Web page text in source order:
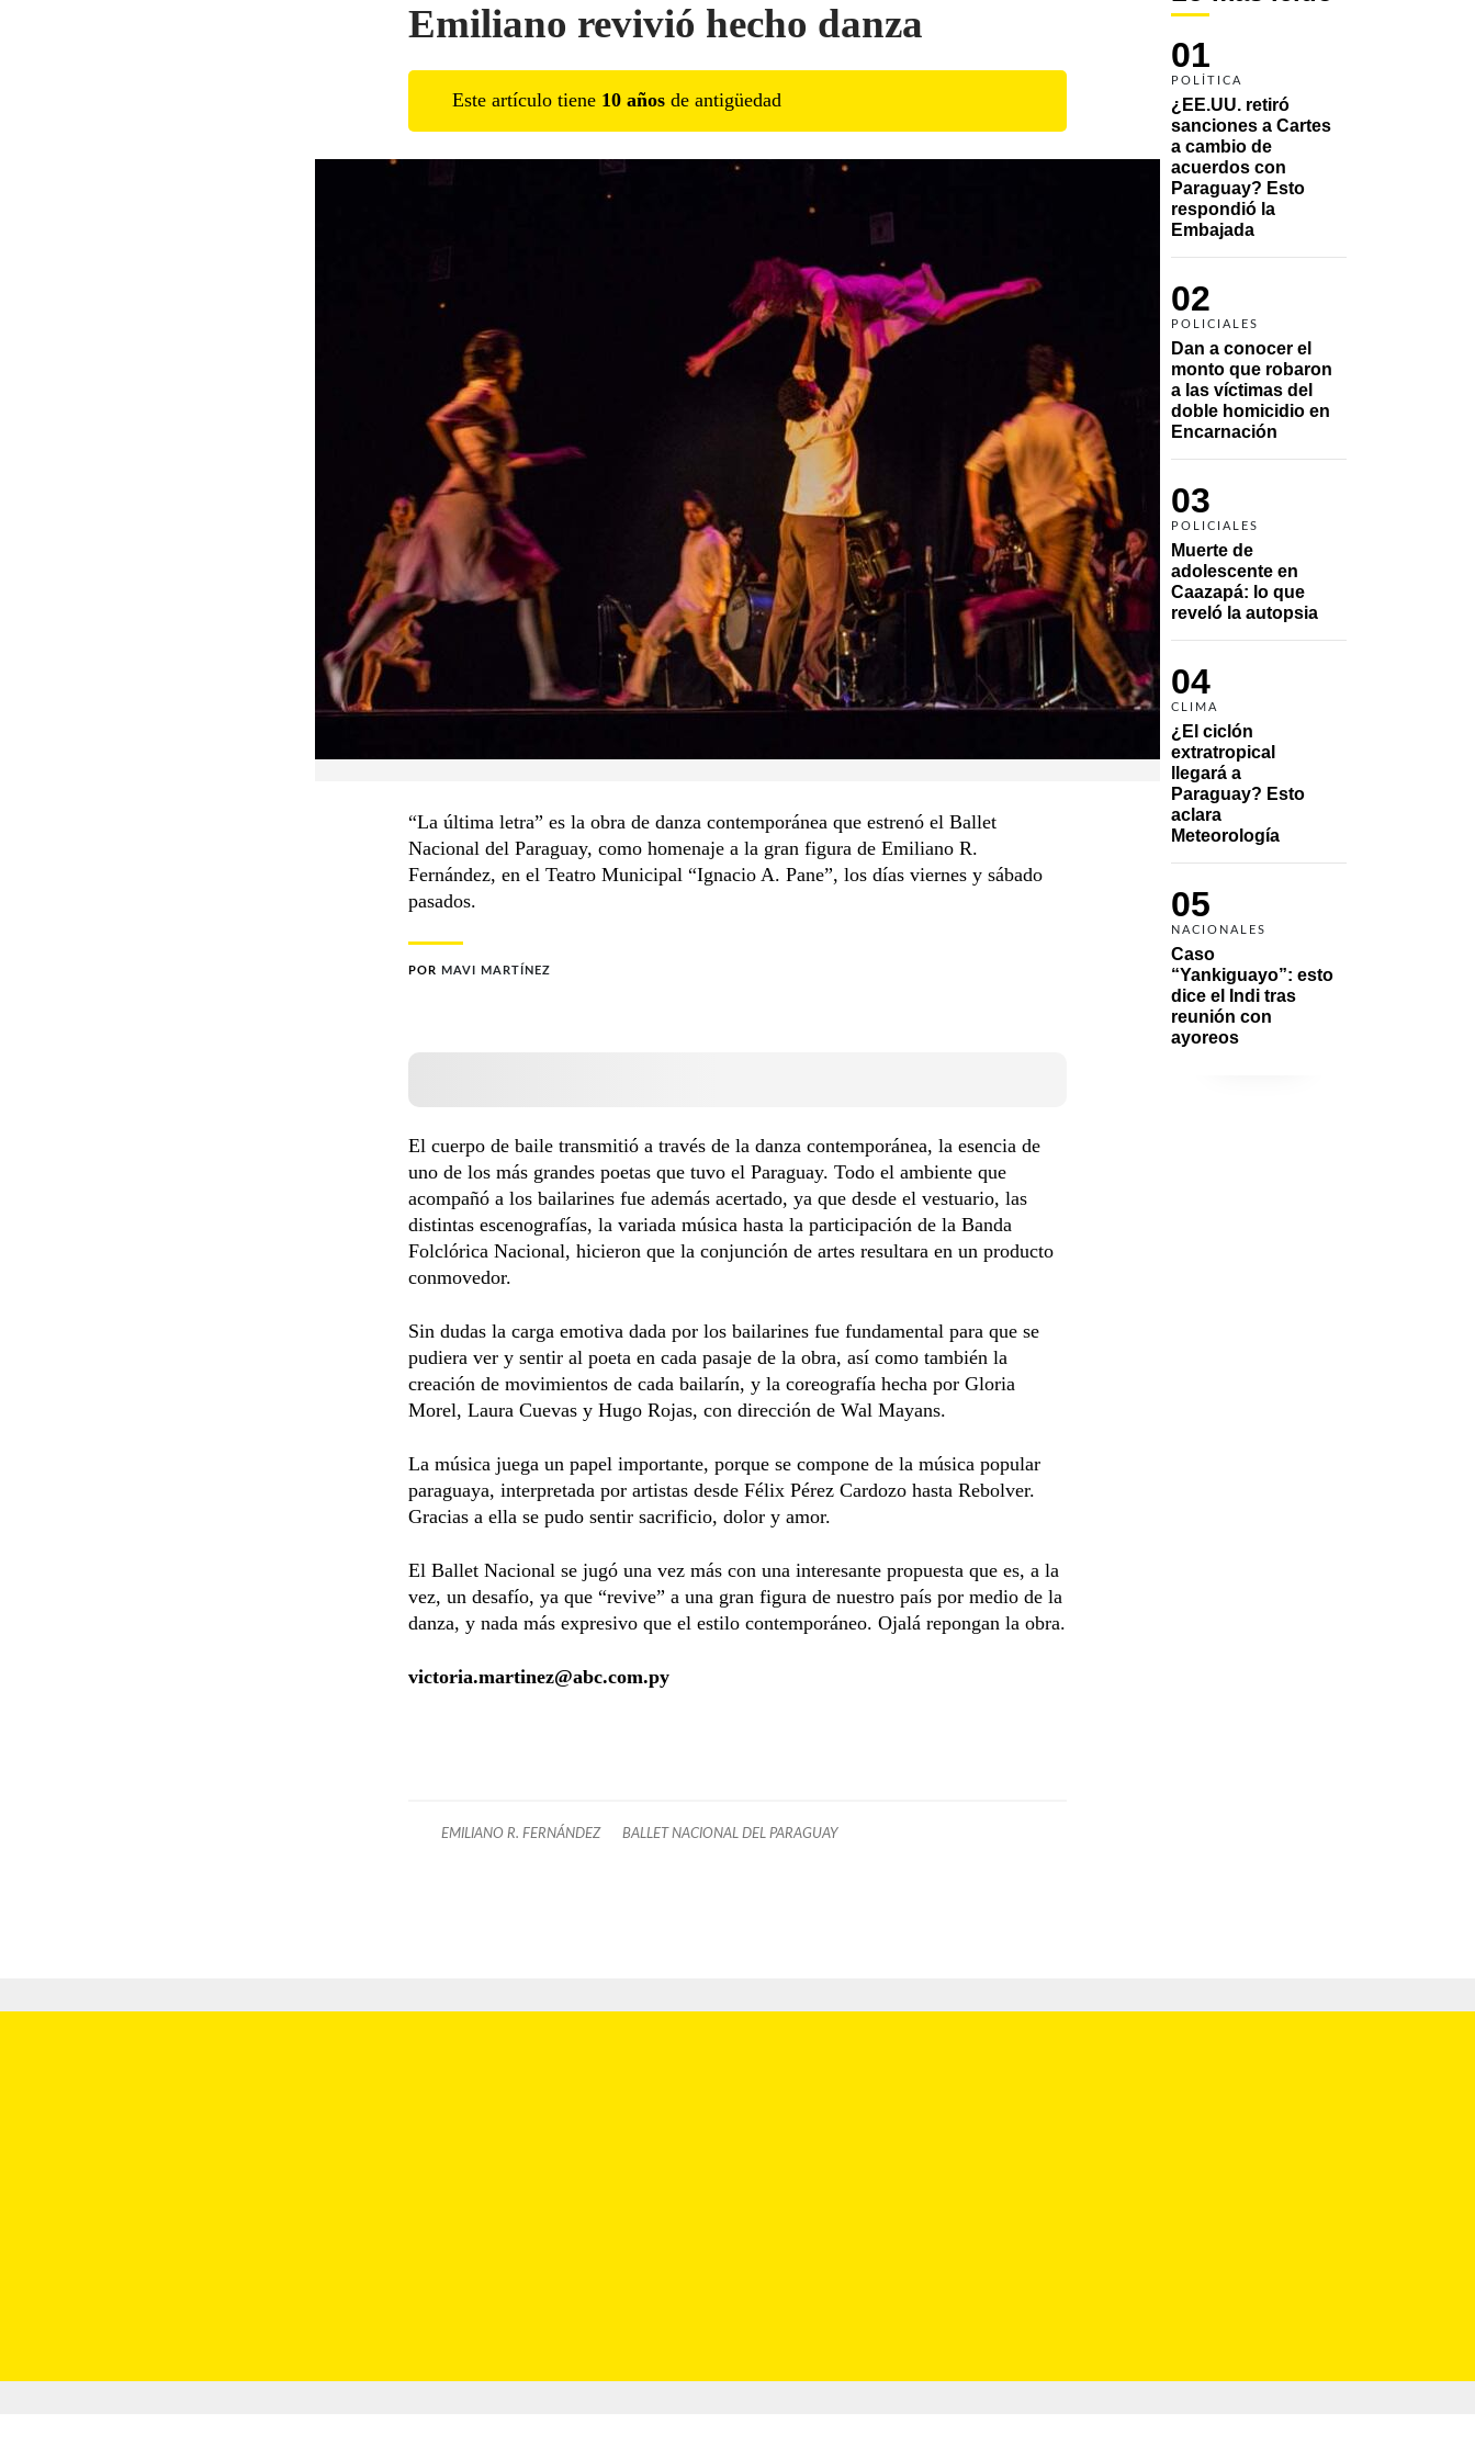
01
POLÍTICA
¿EE.UU. retiró
sanciones a Cartes
a cambio de
acuerdos con
Paraguay? Esto
respondió la
Embajada
02
POLICIALES
Dan a conocer el
monto que robaron
a las víctimas del
doble homicidio en
Encarnación
03
POLICIALES
Muerte de
adolescente en
Caazapá: lo que
reveló la autopsia
04
CLIMA
¿El ciclón
extratropical
llegará a
Paraguay? Esto
aclara
Meteorología
05
NACIONALES
Caso
“Yankiguayo”: esto
dice el Indi tras
reunión con
ayoreos
Emiliano revivió hecho danza
Este artículo tiene 10 años de antigüedad
“La última letra” es la obra de danza contemporánea que estrenó el Ballet
Nacional del Paraguay, como homenaje a la gran figura de Emiliano R.
Fernández, en el Teatro Municipal “Ignacio A. Pane”, los días viernes y sábado
pasados.
POR MAVI MARTÍNEZ
El cuerpo de baile transmitió a través de la danza contemporánea, la esencia de
uno de los más grandes poetas que tuvo el Paraguay. Todo el ambiente que
acompañó a los bailarines fue además acertado, ya que desde el vestuario, las
distintas escenografías, la variada música hasta la participación de la Banda
Folclórica Nacional, hicieron que la conjunción de artes resultara en un producto
conmovedor.
Sin dudas la carga emotiva dada por los bailarines fue fundamental para que se
pudiera ver y sentir al poeta en cada pasaje de la obra, así como también la
creación de movimientos de cada bailarín, y la coreografía hecha por Gloria
Morel, Laura Cuevas y Hugo Rojas, con dirección de Wal Mayans.
La música juega un papel importante, porque se compone de la música popular
paraguaya, interpretada por artistas desde Félix Pérez Cardozo hasta Rebolver.
Gracias a ella se pudo sentir sacrificio, dolor y amor.
El Ballet Nacional se jugó una vez más con una interesante propuesta que es, a la
vez, un desafío, ya que “revive” a una gran figura de nuestro país por medio de la
danza, y nada más expresivo que el estilo contemporáneo. Ojalá repongan la obra.
victoria.martinez@abc.com.py
EMILIANO R. FERNÁNDEZ BALLET NACIONAL DEL PARAGUAY